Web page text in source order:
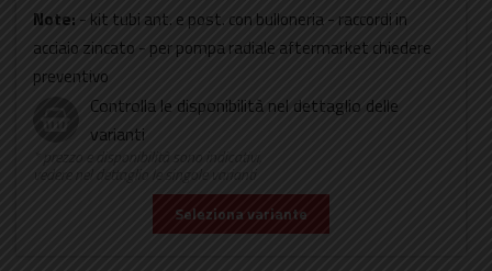
Note: - kit tubi ant. e post. con bulloneria - raccordi in
acciaio zincato - per pompa radiale aftermarket chiedere
preventivo
Controlla le disponibilità nel dettaglio delle
varianti
* prezzo e disponibilità sono indicativi,
vedere nel dettaglio le singole varianti
Seleziona variante